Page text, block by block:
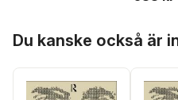
Du kanske också är